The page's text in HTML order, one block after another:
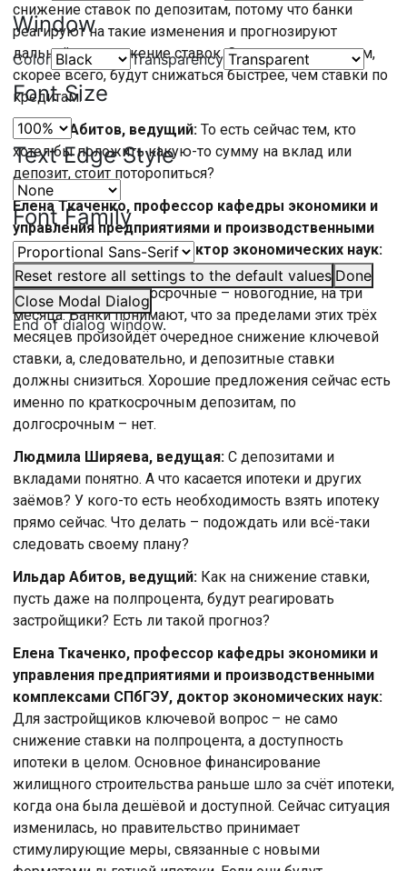
Window
Color Transparency
Font Size
Text Edge Style
Font Family
Reset restore all settings to the default values Done
Close Modal Dialog
End of dialog window.
снижение ставок по депозитам, потому что банки
реагируют на такие изменения и прогнозируют
дальнейшее снижение ставок. Ставки по депозитам,
скорее всего, будут снижаться быстрее, чем ставки по
кредитам.
Ильдар Абитов, ведущий: То есть сейчас тем, кто
хотел бы положить какую-то сумму на вклад или
депозит, стоит поторопиться?
Елена Ткаченко, профессор кафедры экономики и
управления предприятиями и производственными
комплексами СПбГЭУ, доктор экономических наук:
Сейчас депозиты по хорошим ставкам, как правило,
предлагаются краткосрочные – новогодние, на три
месяца. Банки понимают, что за пределами этих трёх
месяцев произойдёт очередное снижение ключевой
ставки, а, следовательно, и депозитные ставки
должны снизиться. Хорошие предложения сейчас есть
именно по краткосрочным депозитам, по
долгосрочным – нет.
Людмила Ширяева, ведущая: С депозитами и
вкладами понятно. А что касается ипотеки и других
заёмов? У кого-то есть необходимость взять ипотеку
прямо сейчас. Что делать – подождать или всё-таки
следовать своему плану?
Ильдар Абитов, ведущий: Как на снижение ставки,
пусть даже на полпроцента, будут реагировать
застройщики? Есть ли такой прогноз?
Елена Ткаченко, профессор кафедры экономики и
управления предприятиями и производственными
комплексами СПбГЭУ, доктор экономических наук:
Для застройщиков ключевой вопрос – не само
снижение ставки на полпроцента, а доступность
ипотеки в целом. Основное финансирование
жилищного строительства раньше шло за счёт ипотеки,
когда она была дешёвой и доступной. Сейчас ситуация
изменилась, но правительство принимает
стимулирующие меры, связанные с новыми